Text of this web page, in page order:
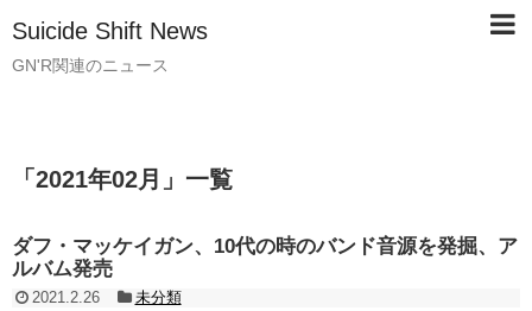
Suicide Shift News
GN'R関連のニュース
「 2021年02月 」 一覧
ダフ・マッケイガン、10代の時のバンド音源を発掘、ア
ルバム発売
2021.2.26
未分類